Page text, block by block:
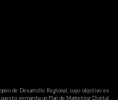
de Desarrollo Regional, cuyo objetivo es
en marcha un Plan de Marketing Digital